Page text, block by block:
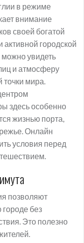
в режиме
внимание
своей богатой
городской
увидеть
и атмосферу
точки мира.
здесь особенно
жизнью порта,
Онлайн
условия перед
позволяют
без
Это полезно